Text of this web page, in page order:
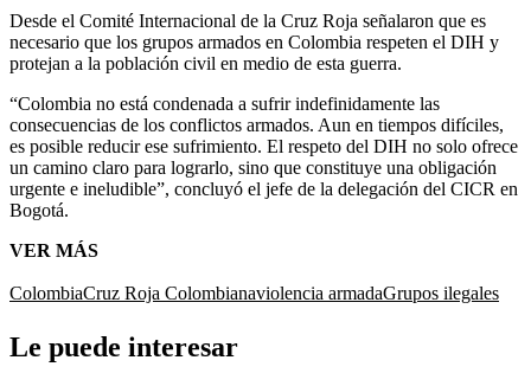
Desde el Comité Internacional de la Cruz Roja señalaron que es
necesario que los grupos armados en Colombia respeten el DIH y
protejan a la población civil en medio de esta guerra.
“Colombia no está condenada a sufrir indefinidamente las
consecuencias de los conflictos armados. Aun en tiempos difíciles,
es posible reducir ese sufrimiento. El respeto del DIH no solo ofrece
un camino claro para lograrlo, sino que constituye una obligación
urgente e ineludible”, concluyó el jefe de la delegación del CICR en
Bogotá.
VER MÁS
ColombiaCruz Roja Colombianaviolencia armadaGrupos ilegales
Le puede interesar